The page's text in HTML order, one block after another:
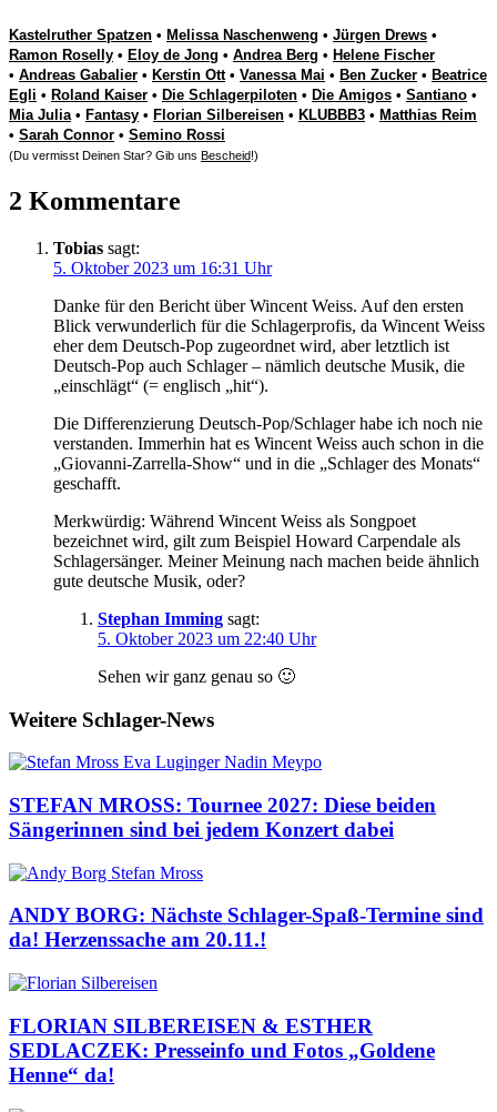
Kastelruther Spatzen • Melissa Naschenweng • Jürgen Drews •
Ramon Roselly • Eloy de Jong • Andrea Berg • Helene Fischer
• Andreas Gabalier • Kerstin Ott• Vanessa Mai • Ben Zucker • Beatrice
Egli • Roland Kaiser • Die Schlagerpiloten • Die Amigos • Santiano •
Mia Julia• Fantasy • Florian Silbereisen • KLUBBB3 • Matthias Reim
• Sarah Connor • Semino Rossi
(Du vermisst Deinen Star? Gib uns Bescheid!)
2 Kommentare
Tobias sagt:
5. Oktober 2023 um 16:31 Uhr
Danke für den Bericht über Wincent Weiss. Auf den ersten
Blick verwunderlich für die Schlagerprofis, da Wincent Weiss
eher dem Deutsch-Pop zugeordnet wird, aber letztlich ist
Deutsch-Pop auch Schlager – nämlich deutsche Musik, die
„einschlägt“ (= englisch „hit“).
Die Differenzierung Deutsch-Pop/Schlager habe ich noch nie
verstanden. Immerhin hat es Wincent Weiss auch schon in die
„Giovanni-Zarrella-Show“ und in die „Schlager des Monats“
geschafft.
Merkwürdig: Während Wincent Weiss als Songpoet
bezeichnet wird, gilt zum Beispiel Howard Carpendale als
Schlagersänger. Meiner Meinung nach machen beide ähnlich
gute deutsche Musik, oder?
Stephan Imming sagt:
5. Oktober 2023 um 22:40 Uhr
Sehen wir ganz genau so 🙂
Weitere Schlager-News
STEFAN MROSS: Tournee 2027: Diese beiden
Sängerinnen sind bei jedem Konzert dabei
ANDY BORG: Nächste Schlager-Spaß-Termine sind
da! Herzenssache am 20.11.!
FLORIAN SILBEREISEN & ESTHER
SEDLACZEK: Presseinfo und Fotos „Goldene
Henne“ da!